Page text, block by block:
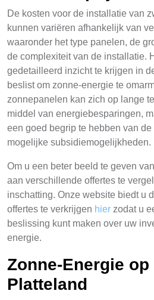
De kosten voor de installatie van
kunnen variëren afhankelijk van
waaronder het type panelen, de
de complexiteit van de installatie.
gedetailleerd inzicht te krijgen in
beslist om zonne-energie te
zonnepanelen kan zich op lange
middel van energiebesparingen,
een goed begrip te hebben van
mogelijke subsidiemogelijkheden.
Om u een beter beeld te geven
aan verschillende offertes te
inschatting. Onze website biedt u
offertes te verkrijgen hier zodat u
beslissing kunt maken over uw
energie.
Zonne-Energie op
Platteland